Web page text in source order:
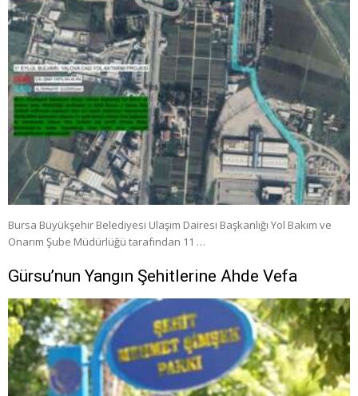
Bursa Büyükşehir Belediyesi Ulaşım Dairesi Başkanlığı Yol Bakım ve
Onarım Şube Müdürlüğü tarafından 11 …
Gürsu’nun Yangın Şehitlerine Ahde Vefa